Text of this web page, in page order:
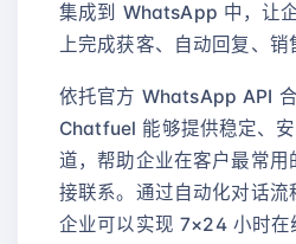
集成到 WhatsApp 中，让
上完成获客、自动回复、销
依托官方 WhatsApp API 合
Chatfuel 能够提供稳定、
道，帮助企业在客户最常用
接联系。通过自动化对话流
企业可以实现 7×24 小时在